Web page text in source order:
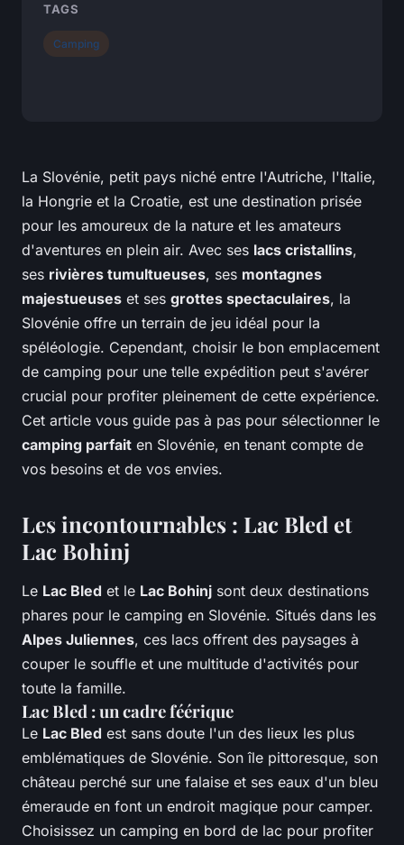
La Slovénie, petit pays niché entre l'Autriche, l'Italie,
la Hongrie et la Croatie, est une destination prisée
pour les amoureux de la nature et les amateurs
d'aventures en plein air. Avec ses lacs cristallins,
ses rivières tumultueuses, ses montagnes
majestueuses et ses grottes spectaculaires, la
Slovénie offre un terrain de jeu idéal pour la
spéléologie. Cependant, choisir le bon emplacement
de camping pour une telle expédition peut s'avérer
crucial pour profiter pleinement de cette expérience.
Cet article vous guide pas à pas pour sélectionner le
camping parfait en Slovénie, en tenant compte de
vos besoins et de vos envies.
Les incontournables : Lac Bled et
Lac Bohinj
Le Lac Bled et le Lac Bohinj sont deux destinations
phares pour le camping en Slovénie. Situés dans les
Alpes Juliennes, ces lacs offrent des paysages à
couper le souffle et une multitude d'activités pour
toute la famille.
Lac Bled : un cadre féérique
Le Lac Bled est sans doute l'un des lieux les plus
emblématiques de Slovénie. Son île pittoresque, son
château perché sur une falaise et ses eaux d'un bleu
émeraude en font un endroit magique pour camper.
Choisissez un camping en bord de lac pour profiter
TAGS
Camping